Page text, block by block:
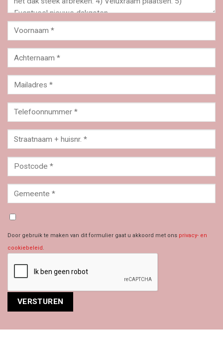
Door gebruik te maken van dit formulier gaat u akkoord met ons privacy- en
cookiebeleid